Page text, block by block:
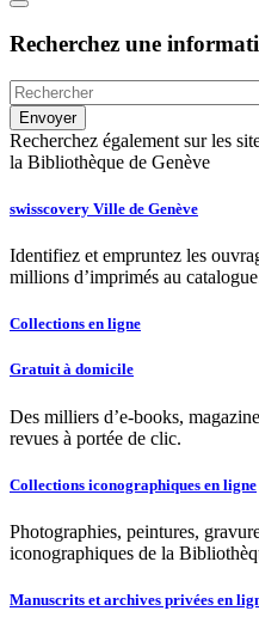
Recherchez une
Recherchez également sur les
la Bibliothèque de Genève
swisscovery Ville de Genève
Identifiez et empruntez les
millions d’imprimés au
Collections en ligne
Gratuit à domicile
Des milliers d’e-books,
revues à portée de clic.
Collections iconographiques en ligne
Photographies, peintures,
iconographiques de la
Manuscrits et archives privées en